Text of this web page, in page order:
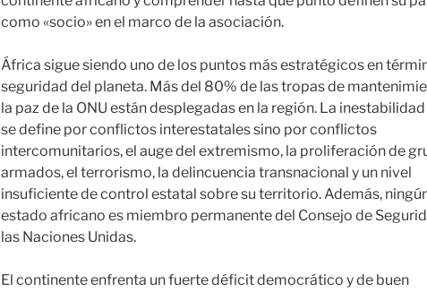
como «socio» en el marco de la asociación.
África sigue siendo uno de los puntos más estratégicos en
seguridad del planeta. Más del 80% de las tropas de
la paz de la ONU están desplegadas en la región. La inestabilidad
se define por conflictos interestatales sino por conflictos
intercomunitarios, el auge del extremismo, la proliferación de
armados, el terrorismo, la delincuencia transnacional y un nivel
insuficiente de control estatal sobre su territorio. Además,
estado africano es miembro permanente del Consejo de
las Naciones Unidas.
El continente enfrenta un fuerte déficit democrático y de buen